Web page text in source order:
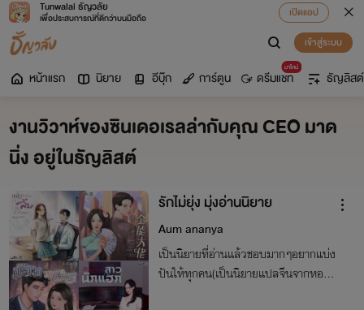
Tunwalai ธัญวลัย
เพื่อประสบการณ์ที่ดีกว่าบนมือถือ
เปิดแอป
เข้าสู่ระบบ
หน้าแรก นิยาย อีบุ๊ก การ์ตูน
มาใหม่
ดรีมแชท ธัญลิสต์
งานวิวาห์ของซินเดอเรลล่ากับคุณ CEO มาด
นิ่ง อยู่ในธัญลิสต์
รักไม่ยุ่ง มุ่งอ่านนิยาย
Aum ananya
เป็นนิยายที่อ่านแล้วชอบมากๆอยากแบ่ง
ปันให้ทุกคน(เป็นนิยายแปลจีนจากหอห